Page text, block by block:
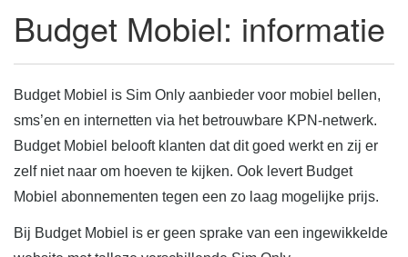
Budget Mobiel: informatie
Budget Mobiel is Sim Only aanbieder voor mobiel bellen,
sms’en en internetten via het betrouwbare KPN-netwerk.
Budget Mobiel belooft klanten dat dit goed werkt en zij er
zelf niet naar om hoeven te kijken. Ook levert Budget
Mobiel abonnementen tegen een zo laag mogelijke prijs.
Bij Budget Mobiel is er geen sprake van een ingewikkelde